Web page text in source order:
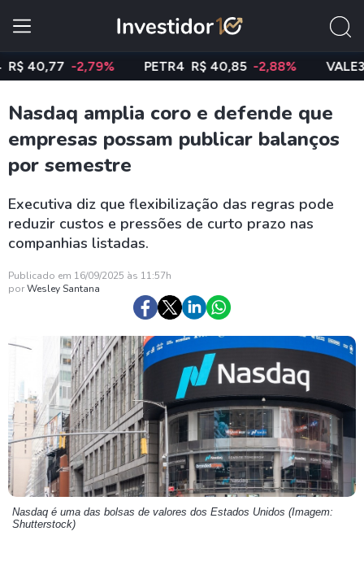
-2,79% PETR4 R$ 40,85 -2,88% VALE3 R$
Nasdaq amplia coro e defende que
empresas possam publicar balanços
por semestre
Executiva diz que flexibilização das regras pode
reduzir custos e pressões de curto prazo nas
companhias listadas.
Publicado em 16/09/2025 às 11:57h
porWesley Santana
Nasdaq é uma das bolsas de valores dos Estados Unidos (Imagem:
Shutterstock)